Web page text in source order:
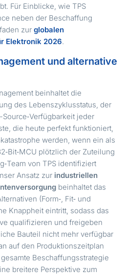
Für Einblicke, wie TPS
neben der Beschaffung
zurglobalen
Elektronik 2026.
und alternative
beinhaltet die
des Lebenszyklusstatus, der
jeder
die heute perfekt funktioniert,
werden, wenn ein als
plötzlich der Zuteilung
von TPS identifiziert
Ansatz zur industriellen
beinhaltet das
(Form‑, Fit‑ und
Knappheit eintritt, sodass das
qualifizieren und freigeben
Bauteil nicht mehr verfügbar
auf den Produktionszeitplan
Beschaffungsstrategie
breitere Perspektive zum